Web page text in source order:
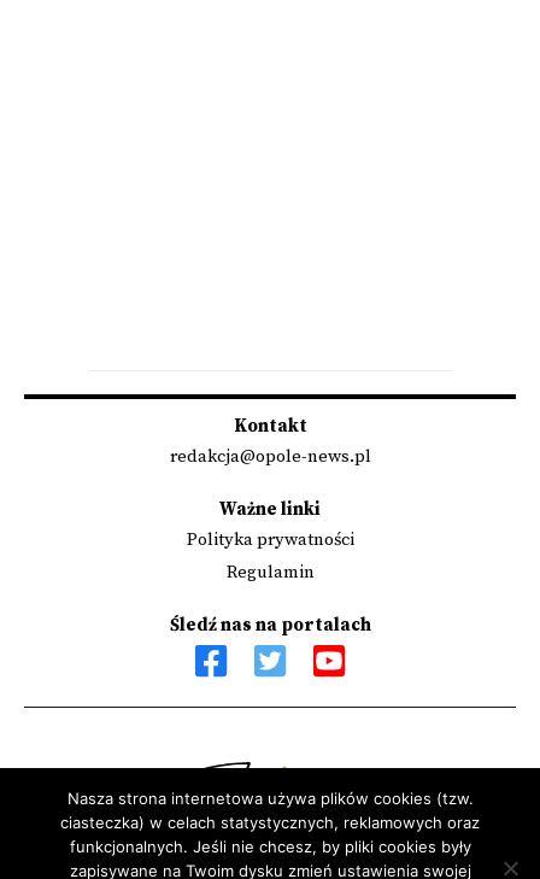
Kontakt
redakcja@opole-news.pl
Ważne linki
Polityka prywatności
Regulamin
Śledź nas na portalach
Sfinansowano przez Narodowy Instytut Wolności - Centrum
Rozwoju Społeczeństwa Obywatelskiego ze środków Programu
Nasza strona internetowa używa plików cookies (tzw.
ciasteczka) w celach statystycznych, reklamowych oraz
funkcjonalnych. Jeśli nie chcesz, by pliki cookies były
zapisywane na Twoim dysku zmień ustawienia swojej